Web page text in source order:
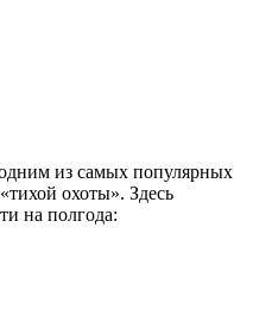
одним из самых популярных
охоты». Здесь
на полгода: